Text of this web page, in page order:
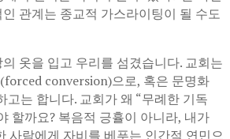
관계는 종교적 가스라이팅이 될 수도
옷을 입고 우리를 섬겼습니다. 교회는
conversion)으로, 혹은 문명화
는 합니다. 교회가 왜 “무례한 기독
할까요? 복음적 긍휼이 아니라, 내가
사람에게 자비를 베푸는 인간적 연민으